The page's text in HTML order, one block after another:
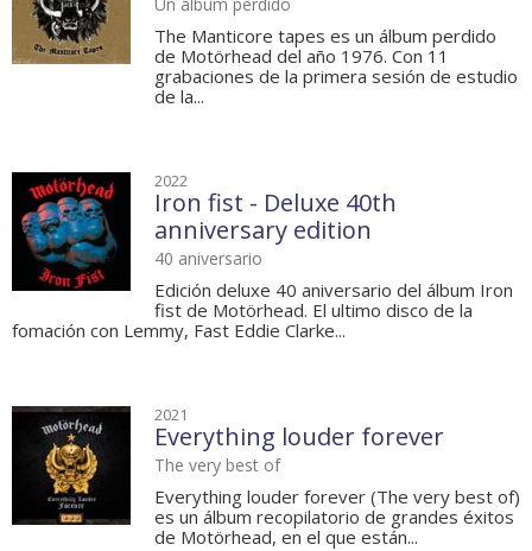
The Manticore tapes es un álbum perdido
de Motörhead del año 1976. Con 11
grabaciones de la primera sesión de estudio
de la...
2022
Iron fist - Deluxe 40th
anniversary edition
40 aniversario
Edición deluxe 40 aniversario del álbum Iron
fist de Motörhead. El ultimo disco de la
fomación con Lemmy, Fast Eddie Clarke...
2021
Everything louder forever
The very best of
Everything louder forever (The very best of)
es un álbum recopilatorio de grandes éxitos
de Motörhead, en el que están...